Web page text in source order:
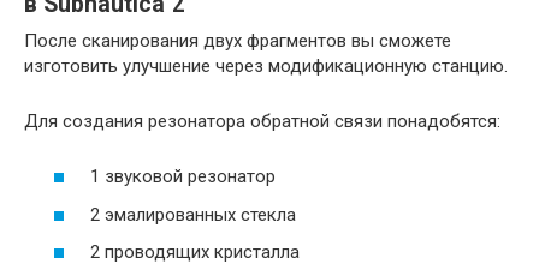
После сканирования двух фрагментов вы сможете
изготовить улучшение через модификационную станцию.
Для создания резонатора обратной связи понадобятся:
1 звуковой резонатор
2 эмалированных стекла
2 проводящих кристалла